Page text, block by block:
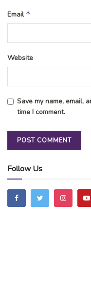
Email *
Website
Save my name, email,
time I comment.
Follow Us